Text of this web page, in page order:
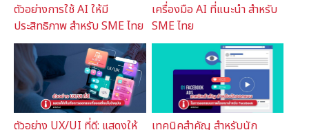
ตัวอย่างการใช้ AI ให้มี
ประสิทธิภาพ สำหรับ SME ไทย
เครื่องมือ AI ที่แนะนำ สำหรับ
SME ไทย
ตัวอย่าง UX/UI ที่ดี: แสดงให้
เทคนิคสำคัญ สำหรับนัก